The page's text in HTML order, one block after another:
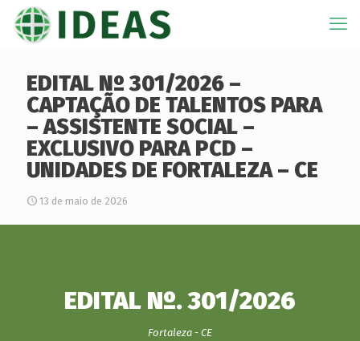
EDITAL Nº 301/2026 –
CAPTAÇÃO DE TALENTOS PARA
– ASSISTENTE SOCIAL –
EXCLUSIVO PARA PCD –
UNIDADES DE FORTALEZA – CE
13 de maio de 2026
EDITAL Nº. 301/2026
Fortaleza - CE